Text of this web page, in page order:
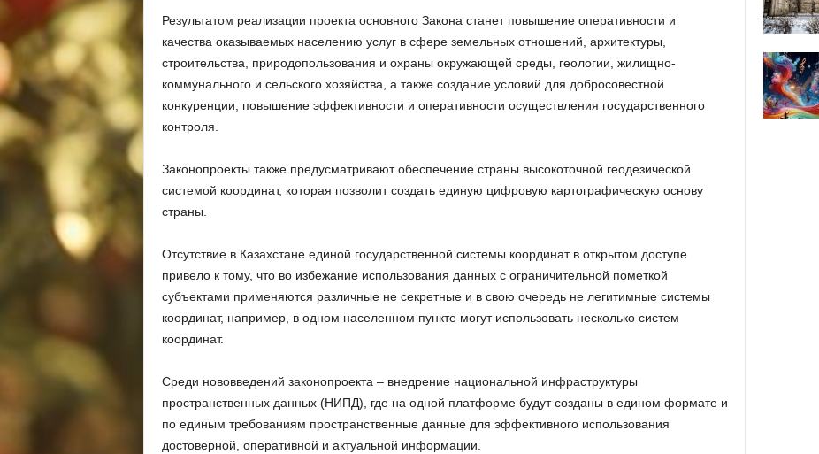
Результатом реализации проекта основного Закона станет повышение оперативности и
качества оказываемых населению услуг в сфере земельных отношений, архитектуры,
строительства, природопользования и охраны окружающей среды, геологии, жилищно-
коммунального и сельского хозяйства, а также создание условий для добросовестной
конкуренции, повышение эффективности и оперативности осуществления государственного
контроля.
Законопроекты также предусматривают обеспечение страны высокоточной геодезической
системой координат, которая позволит создать единую цифровую картографическую основу
страны.
Отсутствие в Казахстане единой государственной системы координат в открытом доступе
привело к тому, что во избежание использования данных с ограничительной пометкой
субъектами применяются различные не секретные и в свою очередь не легитимные системы
координат, например, в одном населенном пункте могут использовать несколько систем
координат.
Среди нововведений законопроекта – внедрение национальной инфраструктуры
пространственных данных (НИПД), где на одной платформе будут созданы в едином формате и
по единым требованиям пространственные данные для эффективного использования
достоверной, оперативной и актуальной информации.